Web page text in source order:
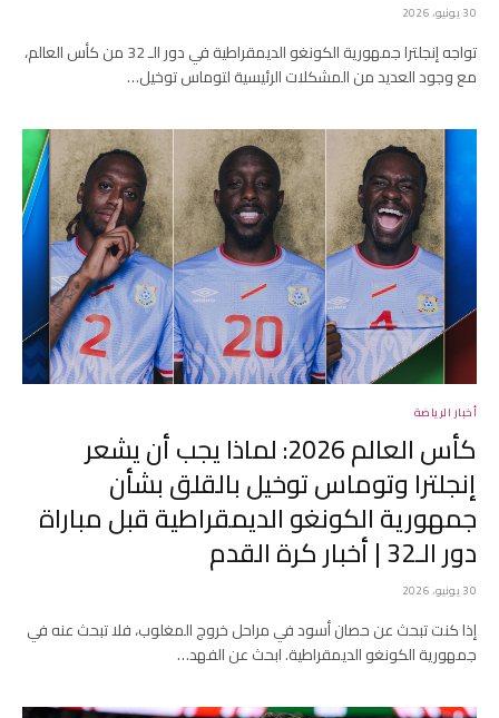
30 يونيو، 2026
تواجه إنجلترا جمهورية الكونغو الديمقراطية في دور الـ 32 من كأس العالم،
مع وجود العديد من المشكلات الرئيسية لتوماس توخيل…
أخبار الرياضة
كأس العالم 2026: لماذا يجب أن يشعر
إنجلترا وتوماس توخيل بالقلق بشأن
جمهورية الكونغو الديمقراطية قبل مباراة
دور الـ32 | أخبار كرة القدم
30 يونيو، 2026
إذا كنت تبحث عن حصان أسود في مراحل خروج المغلوب، فلا تبحث عنه في
جمهورية الكونغو الديمقراطية. ابحث عن الفهد…